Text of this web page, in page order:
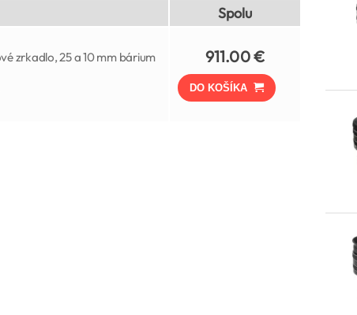
Spolu
zrkadlo, 25 a 10 mm bárium
911.00 €
DO KOŠÍKA